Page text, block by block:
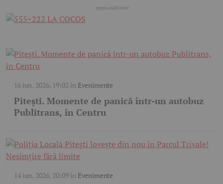
16 iun. 2026, 19:02 în Evenimente
Pitești. Momente de panică într-un autobuz
Publitrans, în Centru
14 iun. 2026, 20:09în Evenimente